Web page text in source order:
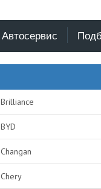
Автосервис
Brilliance
BYD
Changan
Chery